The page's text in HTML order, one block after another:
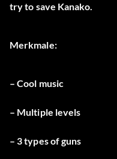
try to save Kanako.
Merkmale:
– Cool music
– Multiple levels
– 3 types of guns